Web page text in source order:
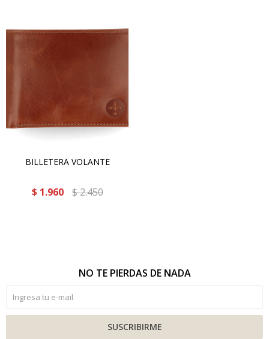
BILLETERA VOLANTE
$ 1.960 $2.450
NO TE PIERDAS DE NADA
SUSCRIBIRME